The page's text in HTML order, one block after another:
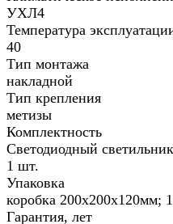
УХЛ4
Температура
40
Тип монтажа
накладной
Тип крепления
метизы
Комплектность
Светодиодный
1 шт.
Упаковка
коробка 200х200х120мм;
Гарантия, лет